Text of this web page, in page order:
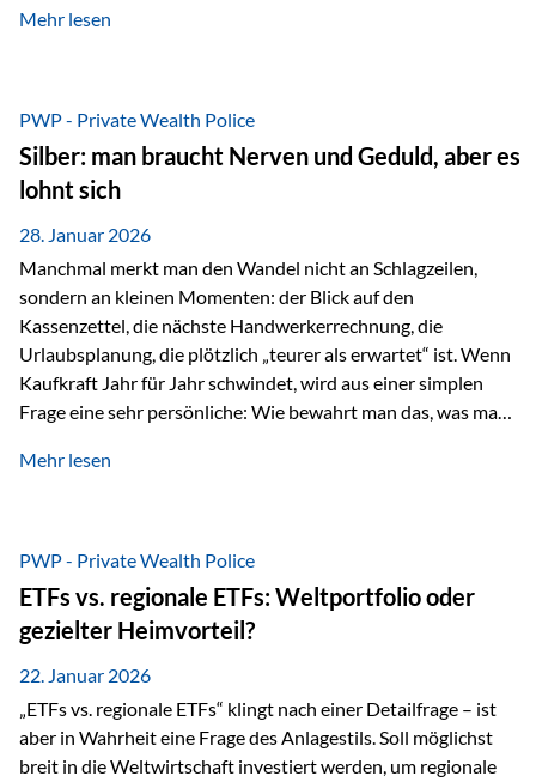
starken Anstiegen. Diese verändern jedoch nicht die
von geopolitischen Spannungen, einer stark ausgeweiteten
Geldmenge sowie strukturellen Verschiebungen an den
Kapitalmärkten geprägt ist, bleibt Gold ein bewährter Anker.
Nicht, weil…
Mehr lesen
PWP - Private Wealth Police
Silber: man braucht Nerven und Geduld, aber es
lohnt sich
28. Januar 2026
Manchmal merkt man den Wandel nicht an Schlagzeilen,
sondern an kleinen Momenten: der Blick auf den
Kassenzettel, die nächste Handwerkerrechnung, die
Urlaubsplanung, die plötzlich „teurer als erwartet“ ist. Wenn
Kaufkraft Jahr für Jahr schwindet, wird aus einer simplen
Frage eine sehr persönliche: Wie bewahrt man das, was man
Sachwerten mit einer Investition in Sachwerte zu
gerade dann, wenn Märkte nervös werden,…
Mehr lesen
PWP - Private Wealth Police
ETFs vs. regionale ETFs: Weltportfolio oder
gezielter Heimvorteil?
22. Januar 2026
„ETFs vs. regionale ETFs“ klingt nach einer Detailfrage – ist
aber in Wahrheit eine Frage des Anlagestils. Soll möglichst
breit in die Weltwirtschaft investiert werden, um regionale